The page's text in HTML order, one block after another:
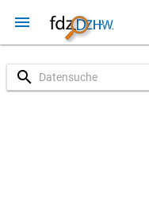
menu
search